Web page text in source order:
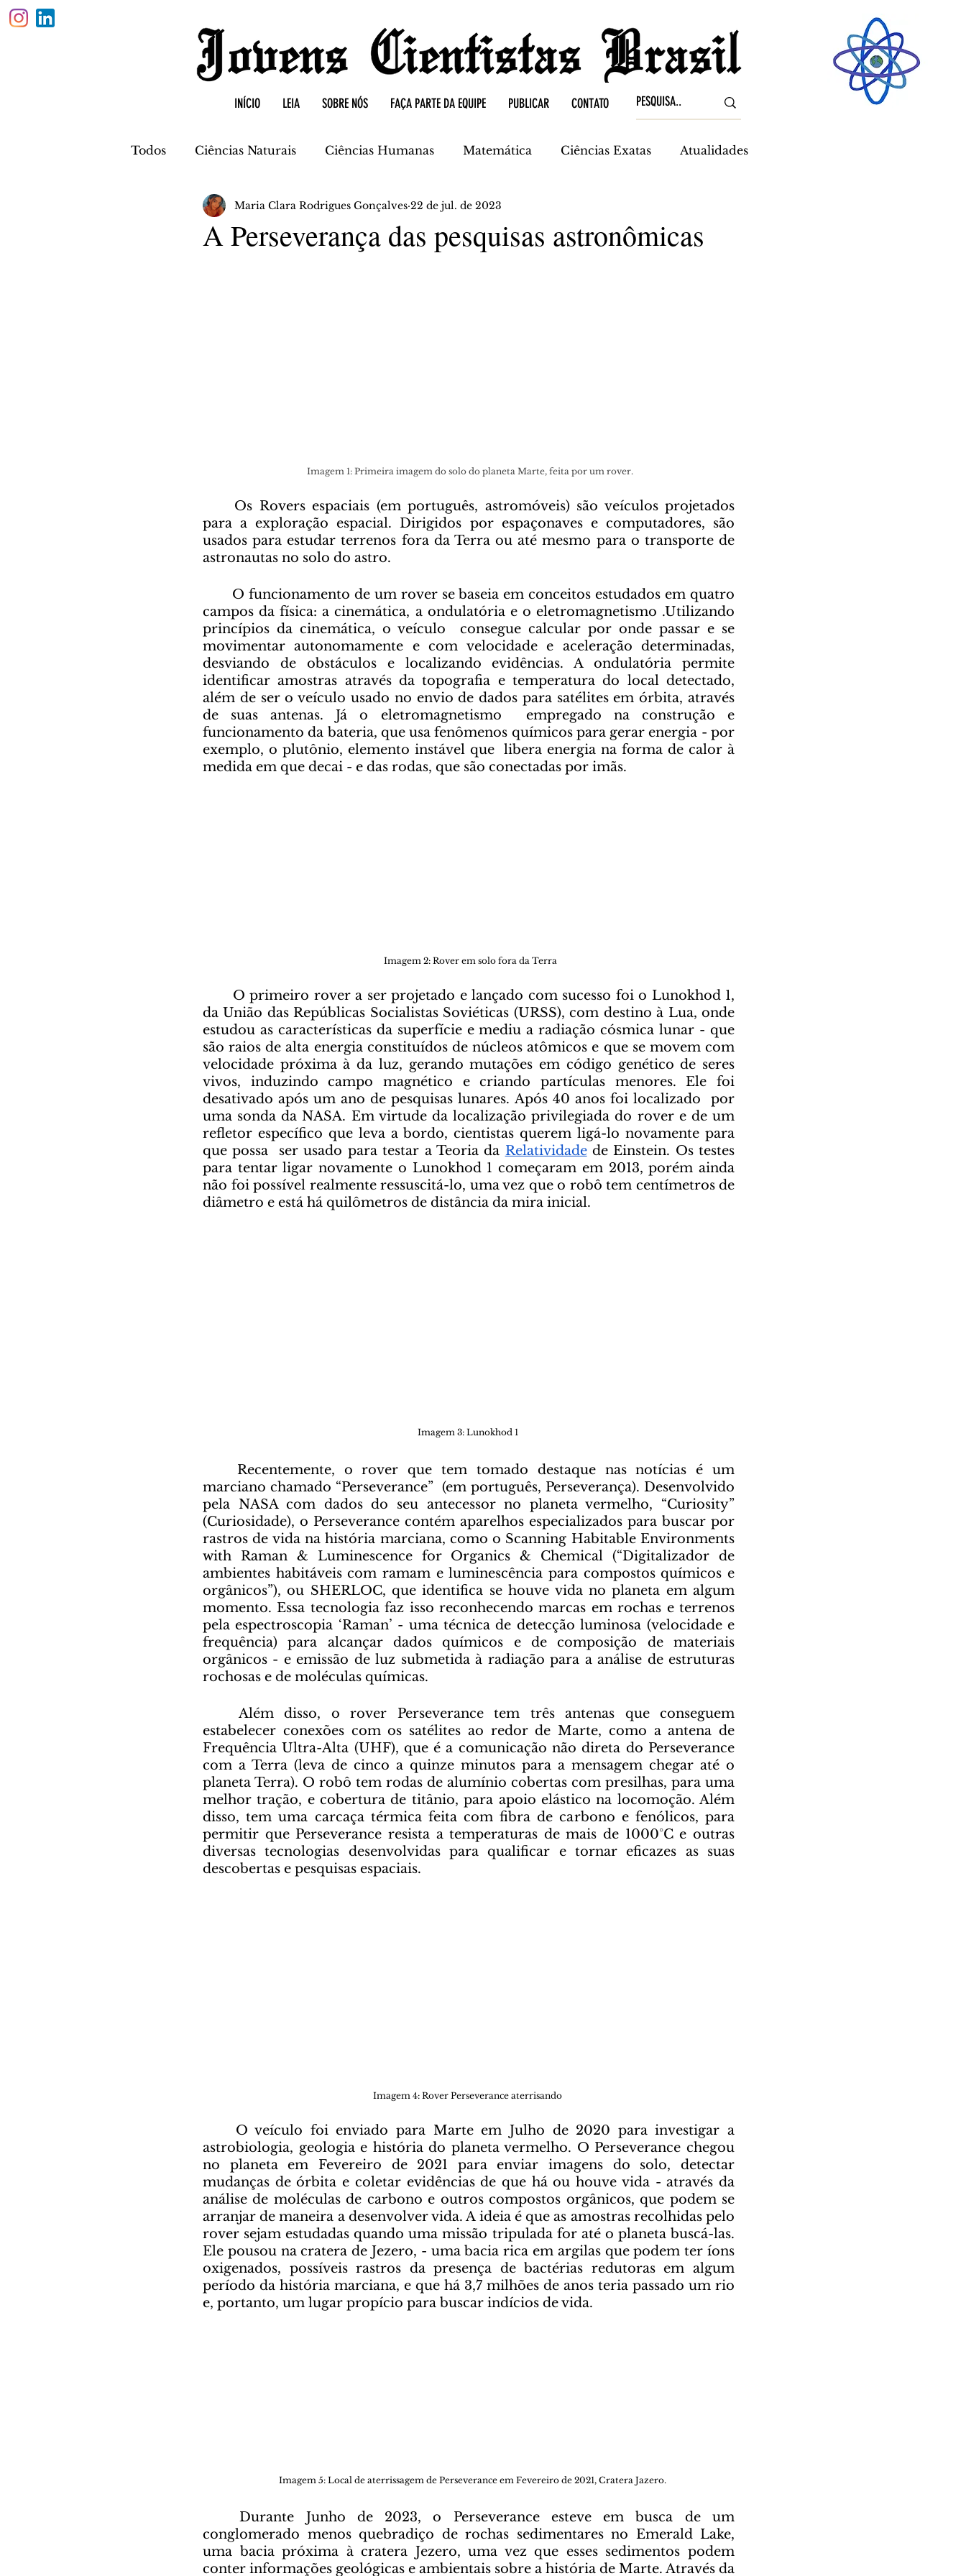
INÍCIO LEIA SOBRE NÓS FAÇA PARTE DA EQUIPE PUBLICAR CONTATO
Todos Ciências Naturais Ciências Humanas Matemática Ciências Exatas Atualidades
Biologia Química Ciências da Terra
A Perseverança das pesquisas astronômicas
Maria Clara Rodrigues Gonçalves 22 de jul. de 2023
Imagem 1: Primeira imagem do solo do planeta Marte, feita por um rover.
para a exploração espacial. Dirigidos por espaçonaves e computadores, são
usados para estudar terrenos fora da Terra ou até mesmo para o transporte de
astronautas no solo do astro.
campos da física: a cinemática, a ondulatória e o eletromagnetismo .Utilizando
princípios da cinemática, o veículo  consegue calcular por onde passar e se
movimentar autonomamente e com velocidade e aceleração determinadas,
desviando de obstáculos e localizando evidências. A ondulatória permite
identificar amostras através da topografia e temperatura do local detectado,
além de ser o veículo usado no envio de dados para satélites em órbita, através
de suas antenas. Já o eletromagnetismo  empregado na construção e
funcionamento da bateria, que usa fenômenos químicos para gerar energia - por
exemplo, o plutônio, elemento instável que  libera energia na forma de calor à
medida em que decai - e das rodas, que são conectadas por imãs.
Imagem 2: Rover em solo fora da Terra
da União das Repúblicas Socialistas Soviéticas (URSS), com destino à Lua, onde
estudou as características da superfície e mediu a radiação cósmica lunar - que
são raios de alta energia constituídos de núcleos atômicos e que se movem com
velocidade próxima à da luz, gerando mutações em código genético de seres
vivos, induzindo campo magnético e criando partículas menores. Ele foi
desativado após um ano de pesquisas lunares. Após 40 anos foi localizado  por
uma sonda da NASA. Em virtude da localização privilegiada do rover e de um
refletor específico que leva a bordo, cientistas querem ligá-lo novamente para
que possa  ser usado para testar a Teoria da Relatividade de Einstein. Os testes
para tentar ligar novamente o Lunokhod 1 começaram em 2013, porém ainda
não foi possível realmente ressuscitá-lo, uma vez que o robô tem centímetros de
diâmetro e está há quilômetros de distância da mira inicial.
Imagem 3: Lunokhod 1
marciano chamado “Perseverance”  (em português, Perseverança). Desenvolvido
pela NASA com dados do seu antecessor no planeta vermelho, “Curiosity”
(Curiosidade), o Perseverance contém aparelhos especializados para buscar por
rastros de vida na história marciana, como o Scanning Habitable Environments
with Raman & Luminescence for Organics & Chemical (“Digitalizador de
ambientes habitáveis com ramam e luminescência para compostos químicos e
orgânicos”), ou SHERLOC, que identifica se houve vida no planeta em algum
momento. Essa tecnologia faz isso reconhecendo marcas em rochas e terrenos
pela espectroscopia ‘Raman’ - uma técnica de detecção luminosa (velocidade e
frequência) para alcançar dados químicos e de composição de materiais
orgânicos - e emissão de luz submetida à radiação para a análise de estruturas
rochosas e de moléculas químicas.
estabelecer conexões com os satélites ao redor de Marte, como a antena de
Frequência Ultra-Alta (UHF), que é a comunicação não direta do Perseverance
com a Terra (leva de cinco a quinze minutos para a mensagem chegar até o
planeta Terra). O robô tem rodas de alumínio cobertas com presilhas, para uma
melhor tração, e cobertura de titânio, para apoio elástico na locomoção. Além
disso, tem uma carcaça térmica feita com fibra de carbono e fenólicos, para
permitir que Perseverance resista a temperaturas de mais de 1000°C e outras
diversas tecnologias desenvolvidas para qualificar e tornar eficazes as suas
descobertas e pesquisas espaciais.
Imagem 4: Rover Perseverance aterrisando
astrobiologia, geologia e história do planeta vermelho. O Perseverance chegou
no planeta em Fevereiro de 2021 para enviar imagens do solo, detectar
mudanças de órbita e coletar evidências de que há ou houve vida - através da
análise de moléculas de carbono e outros compostos orgânicos, que podem se
arranjar de maneira a desenvolver vida. A ideia é que as amostras recolhidas pelo
rover sejam estudadas quando uma missão tripulada for até o planeta buscá-las.
Ele pousou na cratera de Jezero, - uma bacia rica em argilas que podem ter íons
oxigenados, possíveis rastros da presença de bactérias redutoras em algum
período da história marciana, e que há 3,7 milhões de anos teria passado um rio
e, portanto, um lugar propício para buscar indícios de vida.
Imagem 5: Local de aterrissagem de Perseverance em Fevereiro de 2021, Cratera Jazero.
	Durante Junho de 2023, o Perseverance esteve em busca de um
conglomerado menos quebradiço de rochas sedimentares no Emerald Lake,
uma bacia próxima à cratera Jezero, uma vez que esses sedimentos podem
conter informações geológicas e ambientais sobre a história de Marte. Através da